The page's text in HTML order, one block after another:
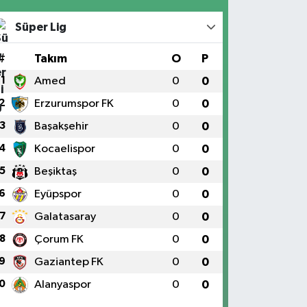
Süper Lig
Takım O P
1 Amed 0 0
Erzurumspor FK 0 0
3 Başakşehir 0 0
Kocaelispor 0 0
5 Beşiktaş 0 0
Eyüpspor 0 0
7 Galatasaray 0 0
8 Çorum FK 0 0
Gaziantep FK 0 0
Alanyaspor 0 0